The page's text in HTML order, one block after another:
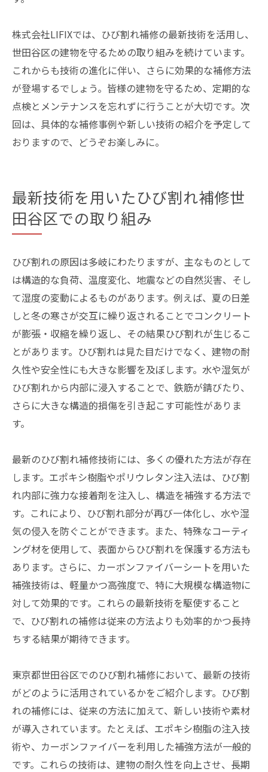
株式会社LIFIXでは、ひび割れ補修の最新技術を活用し、
世田谷区の建物を守るための取り組みを続けています。
これからも技術の進化に伴い、さらに効果的な補修方法
が登場するでしょう。皆様の建物を守るため、定期的な
点検とメンテナンスを忘れずに行うことが大切です。次
回は、具体的な補修事例や新しい技術の紹介を予定して
おりますので、どうぞお楽しみに。
最新技術を用いたひび割れ補修世
田谷区での取り組み
ひび割れの原因は多岐にわたりますが、主なものとして
は構造的な負荷、温度変化、地震などの自然災害、そし
て湿度の変動によるものがあります。例えば、夏の日差
しと冬の寒さが交互に繰り返されることでコンクリート
が膨張・収縮を繰り返し、その結果ひび割れが生じるこ
とがあります。ひび割れは見た目だけでなく、建物の耐
久性や安全性にも大きな影響を及ぼします。水や湿気が
ひび割れから内部に浸入することで、鉄筋が錆びたり、
さらに大きな構造的損傷を引き起こす可能性がありま
す。
最新のひび割れ補修技術には、多くの優れた方法が存在
します。エポキシ樹脂やポリウレタン注入法は、ひび割
れ内部に強力な接着剤を注入し、構造を補強する方法で
す。これにより、ひび割れ部分が再び一体化し、水や湿
気の侵入を防ぐことができます。また、特殊なコーティ
ング材を使用して、表面からひび割れを保護する方法も
あります。さらに、カーボンファイバーシートを用いた
補強技術は、軽量かつ高強度で、特に大規模な構造物に
対して効果的です。これらの最新技術を駆使すること
で、ひび割れの補修は従来の方法よりも効率的かつ長持
ちする結果が期待できます。
東京都世田谷区でのひび割れ補修において、最新の技術
がどのように活用されているかをご紹介します。ひび割
れの補修には、従来の方法に加えて、新しい技術や素材
が導入されています。たとえば、エポキシ樹脂の注入技
術や、カーボンファイバーを利用した補強方法が一般的
です。これらの技術は、建物の耐久性を向上させ、長期